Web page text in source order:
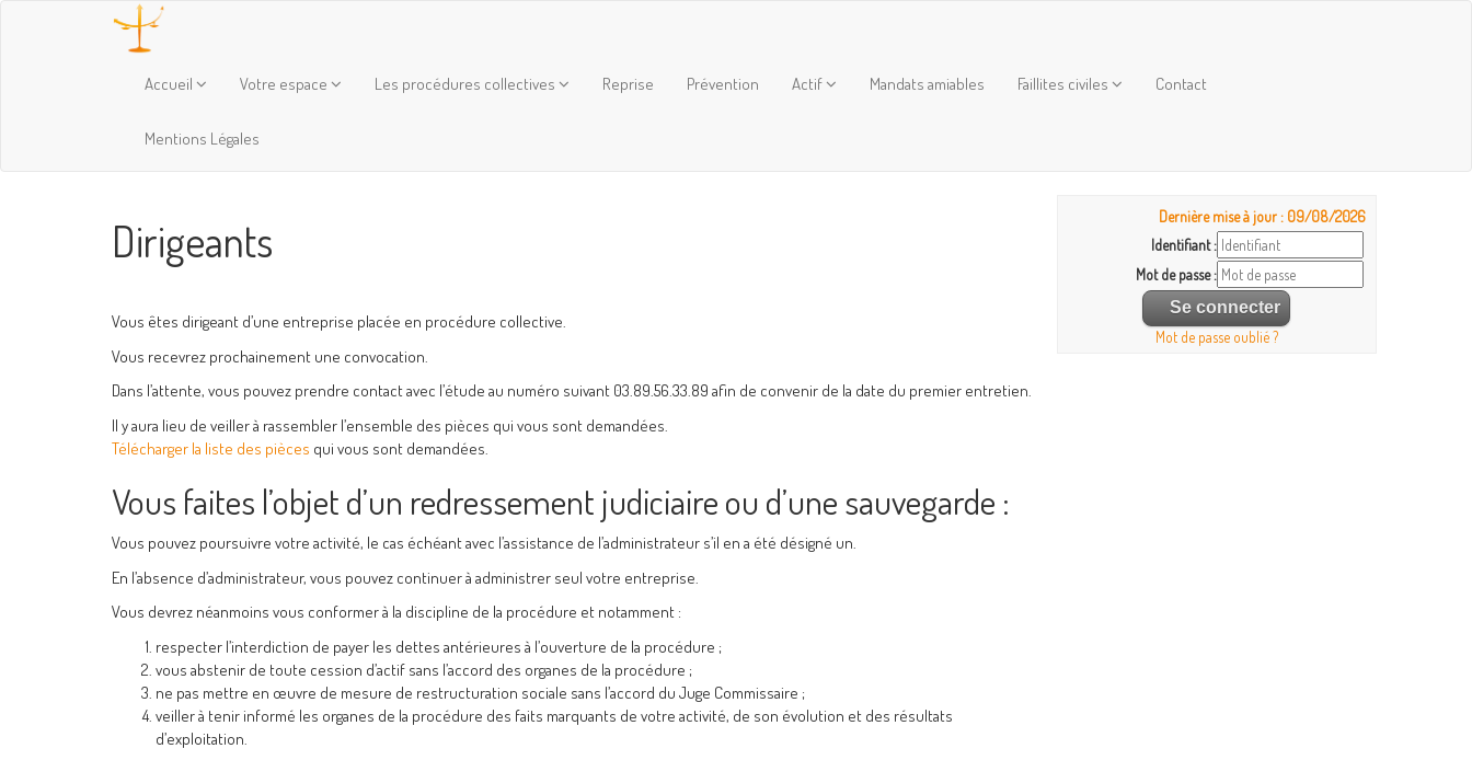
Accueil Votre espace Les procédures collectives Reprise Prévention Actif Mandats amiables Faillites civiles Contact
Mentions Légales
Dirigeants
Vous êtes dirigeant d’une entreprise placée en procédure collective.
Vous recevrez prochainement une convocation.
Dans l’attente, vous pouvez prendre contact avec l’étude au numéro suivant 03.89.56.33.89 afin de convenir de la date du premier entretien.
Il y aura lieu de veiller à rassembler l’ensemble des pièces qui vous sont demandées.
Télécharger la liste des pièces qui vous sont demandées.
Vous faites l’objet d’un redressement judiciaire ou d’une sauvegarde :
Vous pouvez poursuivre votre activité, le cas échéant avec l’assistance de l’administrateur s’il en a été désigné un.
En l’absence d’administrateur, vous pouvez continuer à administrer seul votre entreprise.
Vous devrez néanmoins vous conformer à la discipline de la procédure et notamment :
respecter l’interdiction de payer les dettes antérieures à l’ouverture de la procédure ;
vous abstenir de toute cession d’actif sans l’accord des organes de la procédure ;
ne pas mettre en œuvre de mesure de restructuration sociale sans l’accord du Juge Commissaire ;
veiller à tenir informé les organes de la procédure des faits marquants de votre activité, de son évolution et des résultats
d’exploitation.
Dernière mise à jour : 09/08/2026
Identifiant :
Mot de passe :
Mot de passe oublié ?